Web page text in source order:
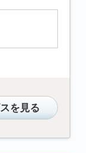
を見る